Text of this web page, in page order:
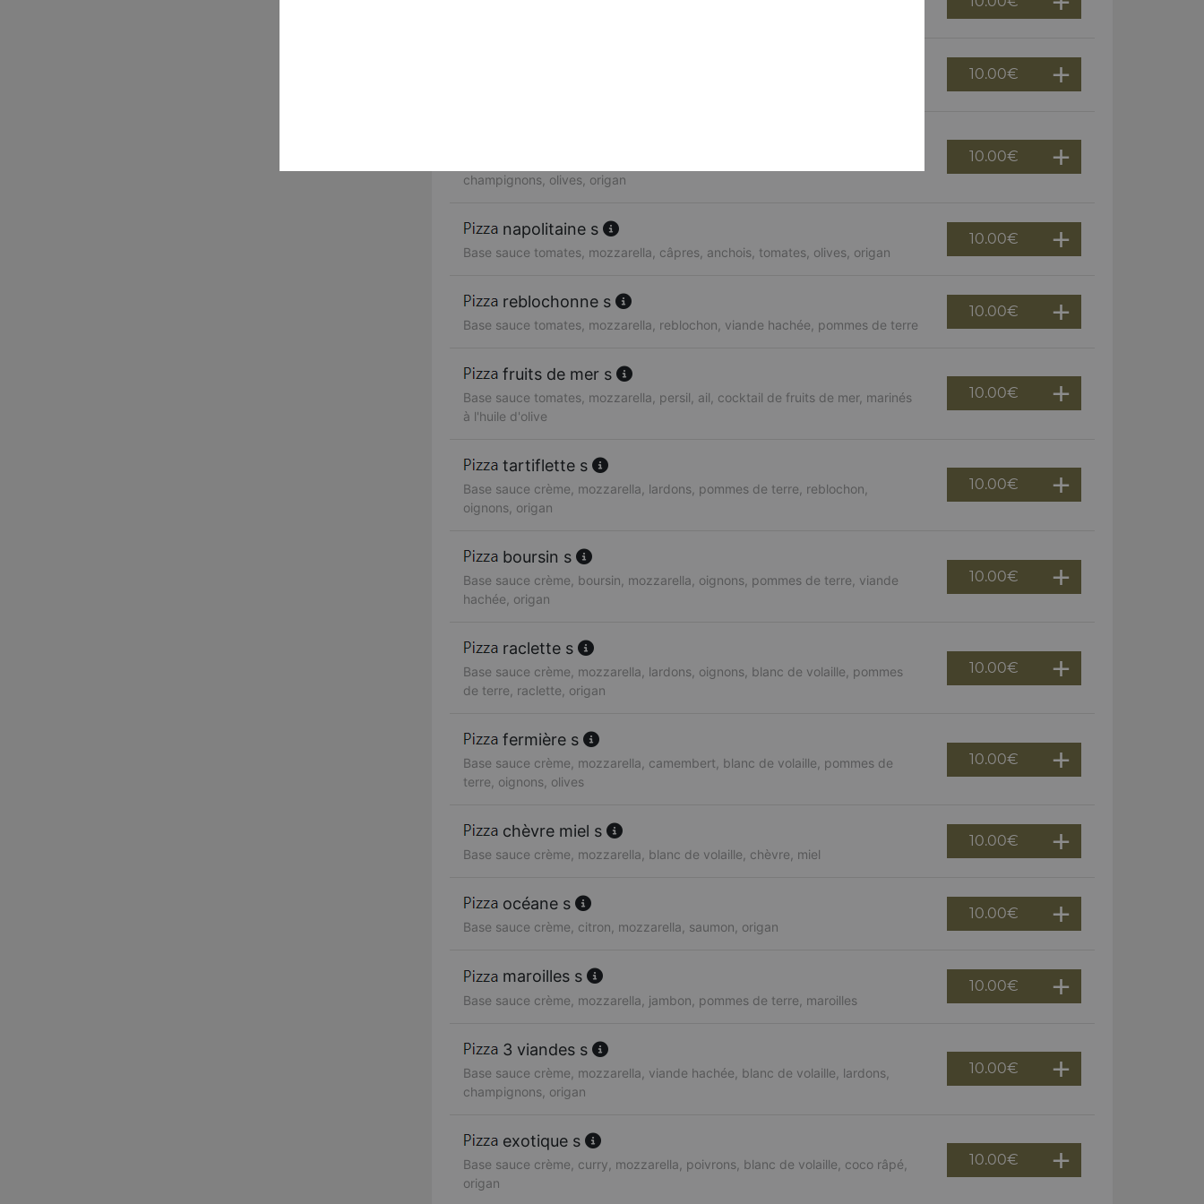
10.00€
champignons, olives, origan
10.00€
napolitaine s
Base sauce tomates, mozzarella, câpres, anchois, tomates, olives, origan
10.00€
reblochonne s
Base sauce tomates, mozzarella, reblochon, viande hachée, pommes de terre
10.00€
fruits de mer s
Base sauce tomates, mozzarella, persil, ail, cocktail de fruits de mer, marinés
à l'huile d'olive
10.00€
tartiflette s
Base sauce crème, mozzarella, lardons, pommes de terre, reblochon,
oignons, origan
10.00€
boursin s
Base sauce crème, boursin, mozzarella, oignons, pommes de terre, viande
hachée, origan
10.00€
raclette s
Base sauce crème, mozzarella, lardons, oignons, blanc de volaille, pommes
de terre, raclette, origan
10.00€
fermière s
Base sauce crème, mozzarella, camembert, blanc de volaille, pommes de
terre, oignons, olives
10.00€
chèvre miel s
Base sauce crème, mozzarella, blanc de volaille, chèvre, miel
10.00€
océane s
Base sauce crème, citron, mozzarella, saumon, origan
10.00€
maroilles s
Base sauce crème, mozzarella, jambon, pommes de terre, maroilles
10.00€
3 viandes s
Base sauce crème, mozzarella, viande hachée, blanc de volaille, lardons,
champignons, origan
10.00€
exotique s
Base sauce crème, curry, mozzarella, poivrons, blanc de volaille, coco râpé,
origan
10.00€